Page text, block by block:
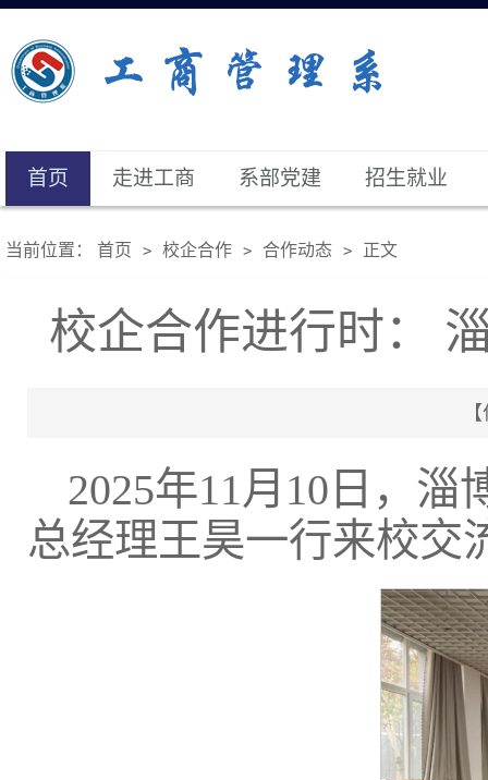
首页 走进工商 系部党建 招生就业
当前位置： 首页 > 校企合作 > 合作动态 > 正文
校企合作进行时：
2025年11月10日，
总经理王昊一行来校交